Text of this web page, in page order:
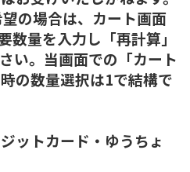
の場合は、カート画面
数量を入力し「再計算」
い。当画面での「カート
の数量選択は1で結構で
ットカード・ゆうちょ